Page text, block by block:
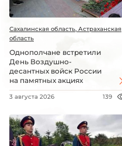
Сахалинская область, Астраханская
область
Однополчане встретили
День Воздушно-
десантных войск России
на памятных акциях
3 августа 2026 139